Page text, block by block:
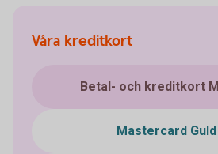
Våra kreditkort
Betal- och kreditkort
Mastercard Guld